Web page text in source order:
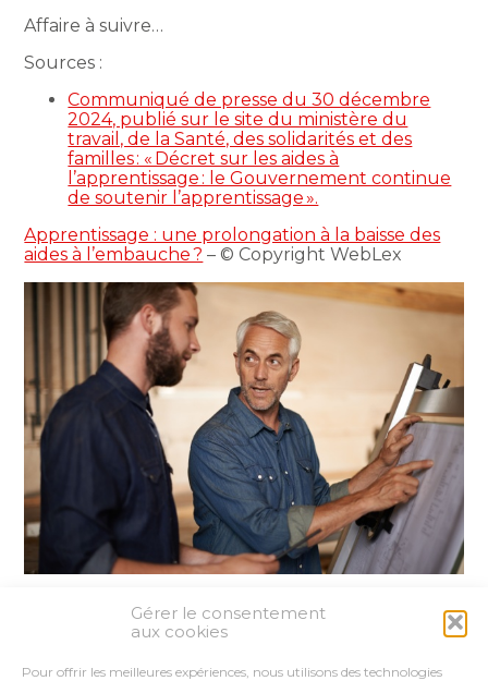
Gérer le consentement
aux cookies
Pour offrir les meilleures expériences, nous utilisons des technologies
Affaire à suivre…
Sources :
Communiqué de presse du 30 décembre
2024, publié sur le site du ministère du
travail, de la Santé, des solidarités et des
familles : « Décret sur les aides à
l’apprentissage : le Gouvernement continue
de soutenir l’apprentissage ».
Apprentissage : une prolongation à la baisse des
aides à l’embauche ? – © Copyright WebLex